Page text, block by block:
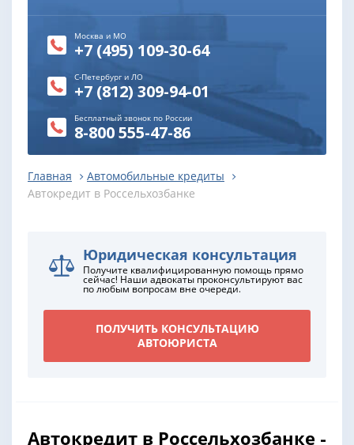
Москва и МО
+7 (495) 109-30-64
С-Петербург и ЛО
+7 (812) 309-94-01
Бесплатный звонок по России
8-800 555-47-86
Главная
Автомобильные кредиты
Автокредит в Россельхозбанке
Юридическая консультация
Получите квалифицированную помощь прямо
сейчас! Наши адвокаты проконсультируют вас
по любым вопросам вне очереди.
ПОЛУЧИТЬ КОНСУЛЬТАЦИЮ
АВТОЮРИСТА
Автокредит в Россельхозбанке -